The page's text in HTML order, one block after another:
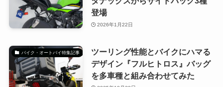
登場
2026年1月22日
バイク・オートバイ特集記事
ツーリング性能とバイクにハマる
デザイン『フルヒトロス』バッグ
を多車種と組み合わせてみた